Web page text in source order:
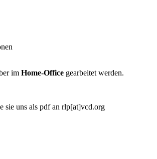
im Home-Office gearbeitet werden.
sie uns als pdf an rlp[at]vcd.org